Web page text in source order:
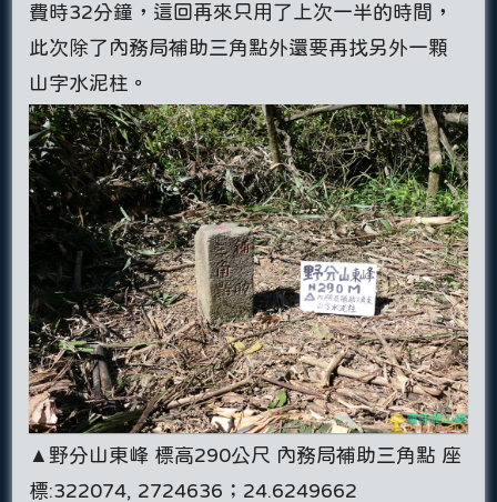
費時32分鐘，這回再來只用了上次一半的時間，
此次除了內務局補助三角點外還要再找另外一顆
山字水泥柱。
▲野分山東峰 標高290公尺 內務局補助三角點 座
標:322074, 2724636；24.6249662